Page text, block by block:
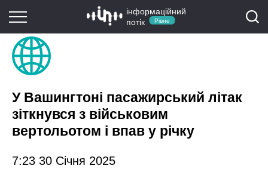
інформаційний
потік
Рівне
У Вашингтоні пасажирський літак
зіткнувся з військовим
вертольотом і впав у річку
7:23 30 Січня 2025